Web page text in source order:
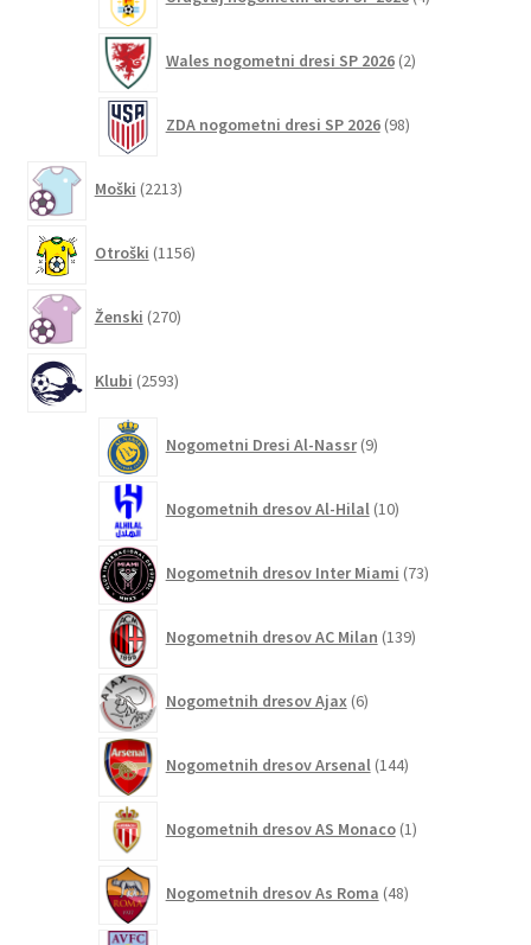
izdelki
Wales nogometni dresi SP 2026 2izdelka
ZDA nogometni dresi SP 2026 98izdelkov
Moški 2213izdelkov
Otroški 1156izdelkov
Ženski 270izdelkov
Klubi 2593izdelkov
Nogometni Dresi Al-Nassr 9izdelkov
Nogometnih dresov Al-Hilal 10izdelkov
Nogometnih dresov Inter Miami 73izdelkov
Nogometnih dresov AC Milan 139izdelkov
Nogometnih dresov Ajax 6izdelkov
Nogometnih dresov Arsenal 144izdelkov
Nogometnih dresov AS Monaco 1izdelek
Nogometnih dresov As Roma 48izdelkov